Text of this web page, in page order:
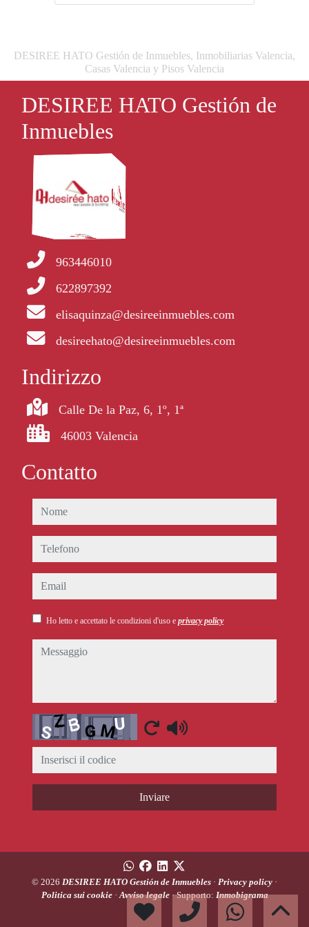
DESIREE HATO Gestión de Inmuebles, Inmobiliarias Valencia,
Casas Valencia y Pisos Valencia
DESIREE HATO Gestión de
Inmuebles
963446010
622897392
elisaquinza@desireeinmuebles.com
desireehato@desireeinmuebles.com
Indirizzo
Calle De la Paz, 6, 1º, 1ª
46003 Valencia
Contatto
nome
telefono
email
Ho letto e accettato le condizioni d'uso e privacy policy
messaggio
Captcha
Inviare
© 2026 DESIREE HATO Gestión de Inmuebles · Privacy policy ·
Politica sui cookie ·Avviso legale · Supporto: Inmobigrama